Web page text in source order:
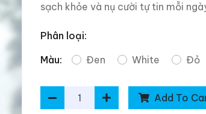
sạch khỏe và nụ cười tự tin mỗi
Phân loại:
Màu:
Đen White Đỏ
Add To